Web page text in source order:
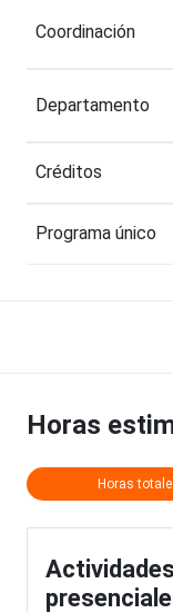
Coordinación
Departamento
Créditos
Programa único
Horas
Horas